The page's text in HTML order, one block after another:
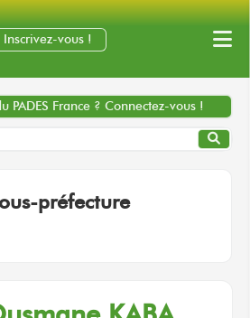
Inscrivez-vous !
PADES France ? Connectez-vous !
préfecture